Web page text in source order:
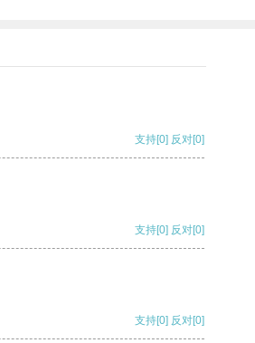
支持[0] 反对[0]
支持[0] 反对[0]
支持[0] 反对[0]